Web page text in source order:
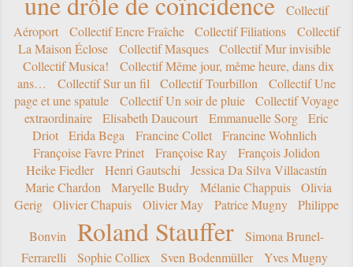
Collectif
Aéroport
Collectif Encre Fraîche Collectif Filiations
Collectif
La Maison Éclose
Collectif Masques
Collectif Mur invisible
Collectif Musica!
Collectif Même jour, même heure, dans dix
ans…
Collectif Sur un fil Collectif Tourbillon
Collectif Une
page et une spatule
Collectif Un soir de pluie
Collectif Voyage
extraordinaire
Elisabeth Daucourt Emmanuelle Sorg
Eric
Driot
Erida Bega Francine Collet
Francine Wohnlich
Françoise Favre Prinet
Françoise Ray
François Jolidon
Heike Fiedler
Henri Gautschi
Jessica Da Silva Villacastín
Marie Chardon
Maryelle Budry Mélanie Chappuis
Olivia
Gerig
Olivier Chapuis Olivier May Patrice Mugny
Philippe
Bonvin
Roland Stauffer
Simona Brunel-
Ferrarelli
Sophie Colliex Sven Bodenmüller Yves Mugny